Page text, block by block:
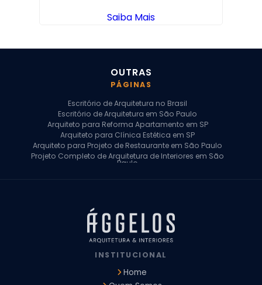
Saiba Mais
OUTRAS
PÁGINAS
Escritório de Arquitetura no Brasil
Escritório de Arquitetura em São Paulo
Arquiteto para Reforma Apartamento em SP
Arquiteto para Clínica Estética em SP
Arquiteto para Projeto de Restaurante em São Paulo
Projeto Completo de Arquitetura de Interiores em São
Paulo
Arquiteto para Projeto Comercial em São Paulo
Arquiteto Comercial
Arquiteto para Reforma de Apartamento
Arquiteto para Reforma Residencial
Arquitetura para Reforma de Casas
Design de Interiores Apartamentos
INSTITUCIONAL
Home